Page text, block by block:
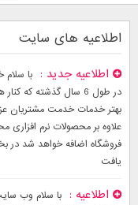
اطلاعیه های سایت
اطلاعیه جدید
با
در طول 6 سال گذشته
بهتر خدمات خدمت مشتریان
علاوه بر محصولات نرم افزاری
فروشگاه اضافه خواهد شد در
یافت
اطلاعیه
با سلام وب